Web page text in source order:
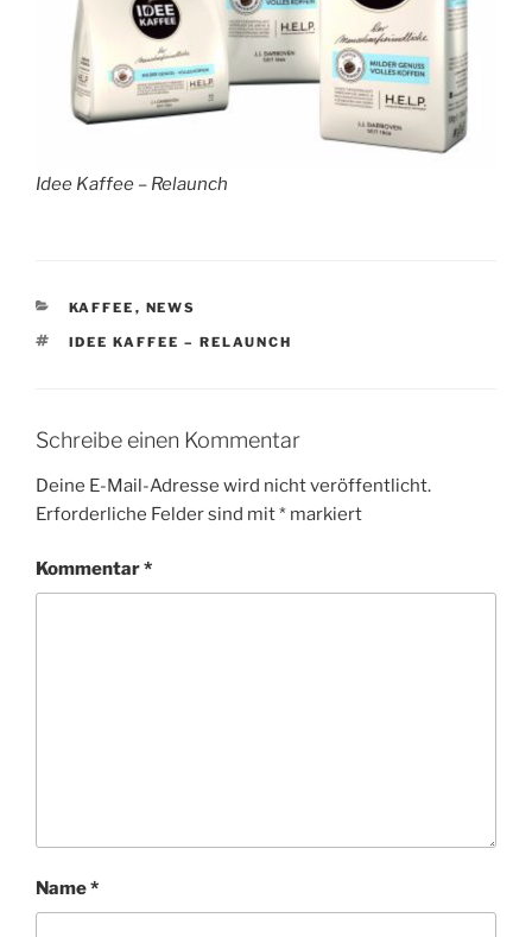
Idee Kaffee – Relaunch
KATEGORIEN
KAFFEE , NEWS
SCHLAGWÖRTER
IDEE KAFFEE – RELAUNCH
Schreibe einen Kommentar
Deine E-Mail-Adresse wird nicht veröffentlicht.
Erforderliche Felder sind mit* markiert
Kommentar*
Name*